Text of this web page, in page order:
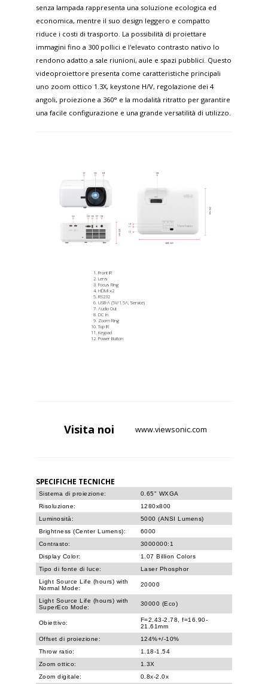
senza lampada rappresenta una soluzione ecologica ed
economica, mentre il suo design leggero e compatto
riduce i costi di trasporto. La possibilità di proiettare
immagini fino a 300 pollici e l'elevato contrasto nativo lo
rendono adatto a sale riunioni, aule e spazi pubblici. Questo
videoproiettore presenta come caratteristiche principali
uno zoom ottico 1.3X, keystone H/V, regolazione dei 4
angoli, proiezione a 360° e la modalità ritratto per garantire
una facile configurazione e una grande versatilità di utilizzo.
Front IR
Lens
Focus Ring
HDMI x2
RS232
USB-A (5V/1.5A, Service)
Audio Out
DC In
Zoom Ring
Top IR
Keypad
Power Button
Visita noi www.viewsonic.com
SPECIFICHE TECNICHE
Sistema di proiezione:
0.65" WXGA
Risoluzione:
1280x800
Luminosità:
5000 (ANSI Lumens)
Brightness (Center Lumens):
6000
Contrasto:
3000000:1
Display Color:
1.07 Billion Colors
Tipo di fonte di luce:
Laser Phosphor
Light Source Life (hours) with
Normal Mode:
20000
Light Source Life (hours) with
SuperEco Mode:
30000 (Eco)
Obiettivo:
F=2.43-2.78, f=16.90-
21.61mm
Offset di proiezione:
124%+/-10%
Throw ratio:
1.18-1.54
Zoom ottico:
1.3X
Zoom digitale:
0.8x-2.0x